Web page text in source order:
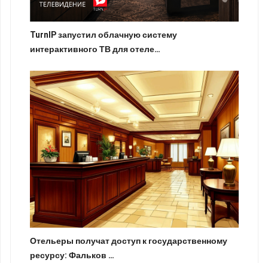
TurnIP запустил облачную систему
интерактивного ТВ для отеле…
Отельеры получат доступ к государственному
ресурсу: Фальков …